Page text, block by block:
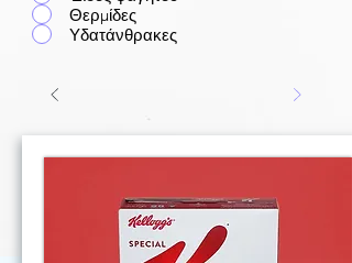
Θερμίδες
Υδατάνθρακες